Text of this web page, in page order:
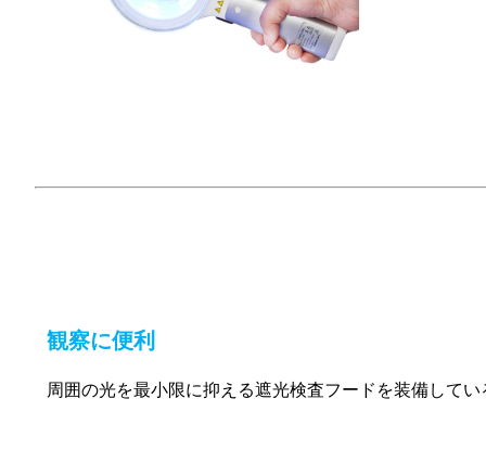
観察に便利
周囲の光を最小限に抑える遮光検査フードを装備して